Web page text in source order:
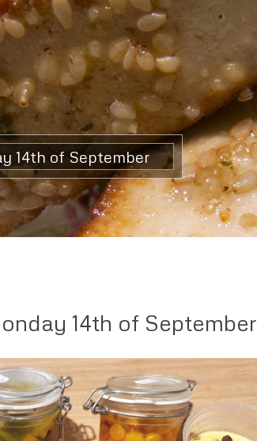
14th of September
14th of September